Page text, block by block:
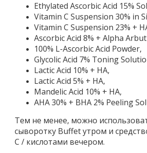
Ethylated Ascorbic Acid 15%
Vitamin C Suspension 30% in
Vitamin C Suspension 23% +
Ascorbic Acid 8% + Alpha
100% L-Ascorbic Acid Powder,
Glycolic Acid 7% Toning
Lactic Acid 10% + HA,
Lactic Acid 5% + HA,
Mandelic Acid 10% + HA,
AHA 30% + BHA 2% Peeling
Тем не менее, можно
сыворотку Buffet утром и
С / кислотами вечером.